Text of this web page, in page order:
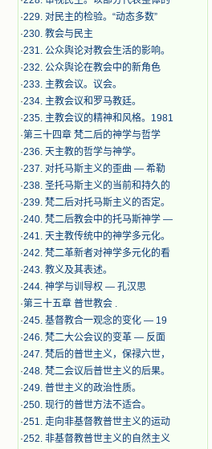
·229. 对民主的检验。“动态多数”
·230. 教会与民主
·231. 公众舆论对教会生活的影响。
·232. 公众舆论在教会中的新角色
·233. 主教会议。议会。
·234. 主教会议和罗马教廷。
·235. 主教会议的精神和风格。1981
·第三十四章 梵二后的神学与哲学
·236. 天主教的哲学与神学。
·237. 对托马斯主义的歪曲 — 希勒
·238. 圣托马斯主义的当前和持久的
·239. 梵二后对托马斯主义的否定。
·240. 梵二后教会中的托马斯神学 —
·241. 天主教传统中的神学多元化。
·242. 梵二革新者对神学多元化的看
·243. 教义及其表述。
·244. 神学与训导权 — 孔汉思
·第三十五章 普世教会 .
·245. 基督教合一观念的变化 — 19
·246. 梵二大公会议的变革 — 反面
·247. 梵后的普世主义，保禄六世，
·248. 梵二会议后普世主义的后果。
·249. 普世主义的政治性质。
·250. 现行的普世方法不适合。
·251. 走向非基督教普世主义的运动
·252. 非基督教普世主义的自然主义